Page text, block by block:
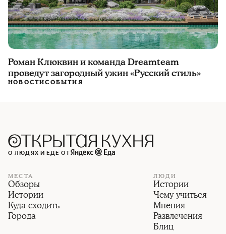
Роман Клюквин и команда Dreamteam
проведут загородный ужин «Русский стиль»
НОВОСТИСОБЫТИЯ
О ЛЮДЯХ И ЕДЕ ОТ
МЕСТА
Обзоры
Истории
Куда сходить
Города
ЛЮДИ
Истории
Чему учиться
Мнения
Развлечения
Блиц